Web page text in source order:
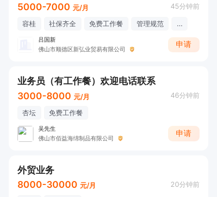
5000-7000 元/月 45分钟前
容桂 社保齐全 免费工作餐 管理规范 ...
吕国新
佛山市顺德区新弘业贸易有限公司
申请
业务员（有工作餐）欢迎电话联系
3000-8000 元/月 46分钟前
杏坛 免费工作餐
吴先生
佛山市佰益海绵制品有限公司
申请
外贸业务
8000-30000 元/月 20分钟前